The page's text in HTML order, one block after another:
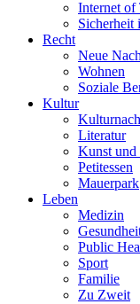
Internet of
Sicherheit
Recht
Neue
Wohnen
Soziale
Kultur
Literatur
Kunst
Petitessen
Mauerpark
Leben
Medizin
Public
Sport
Familie
Zu Zweit